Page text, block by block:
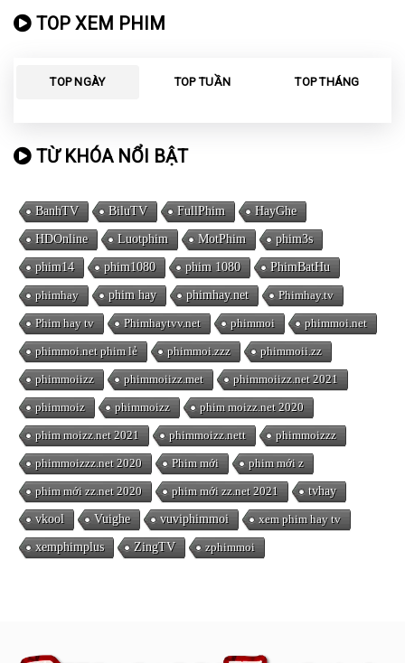
TOP XEM PHIM
TOP NGÀY TOP TUẦN TOP THÁNG
TỪ KHÓA NỔI BẬT
BanhTV BiluTV FullPhim HayGhe
HDOnline Luotphim MotPhim phim3s
phim14 phim1080 phim 1080 PhimBatHu
phimhay phim hay phimhay.net Phimhay.tv
Phim hay tv Phimhaytvv.net phimmoi phimmoi.net
phimmoi.net phim lẻ phimmoi.zzz phimmoii.zz
phimmoiizz phimmoiizz.met phimmoiizz.net 2021
phimmoiz phimmoizz phim moizz.net 2020
phim moizz.net 2021 phimmoizz.nett phimmoizzz
phimmoizzz.net 2020 Phim mới phim mới z
phim mới zz.net 2020 phim mới zz.net 2021 tvhay
vkool Vuighe vuviphimmoi xem phim hay tv
xemphimplus ZingTV zphimmoi